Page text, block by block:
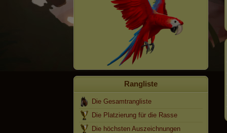
Rangliste
Die Gesamtrangliste
Die Platzierung für die Rasse
Die höchsten Auszeichnungen